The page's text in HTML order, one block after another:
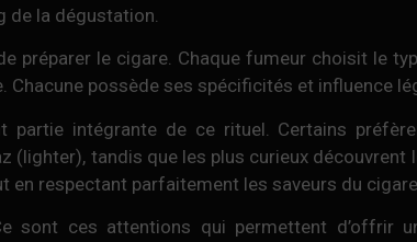
de la dégustation.
préparer le cigare. Chaque fumeur choisit le
Chacune possède ses spécificités et influence
partie intégrante de ce rituel. Certains
(lighter), tandis que les plus curieux
en respectant parfaitement les saveurs du cigare.
sont ces attentions qui permettent d’offrir